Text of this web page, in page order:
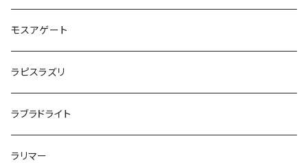
モスアゲート
ラピスラズリ
ラブラドライト
ラリマー